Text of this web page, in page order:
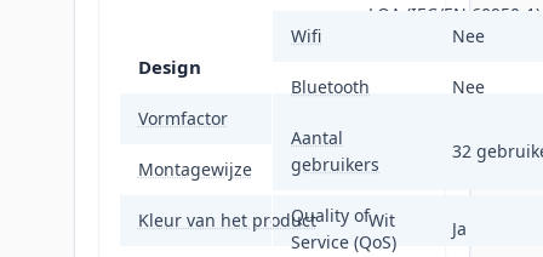
LOA (IEC/EN 60950-1)
Design
Vormfactor
Montagewijze Plafond/muur
Kleur van het product Wit
Wifi Nee
Bluetooth Nee
Aantal
gebruikers
32
Quality of
Service (QoS)
Ja